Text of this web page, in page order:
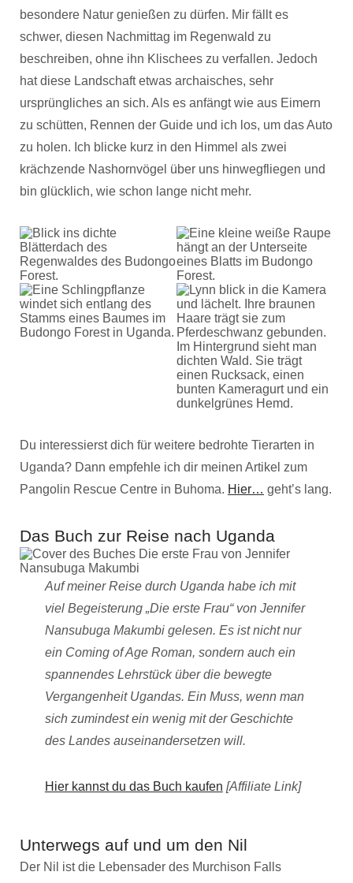
besondere Natur genießen zu dürfen. Mir fällt es
schwer, diesen Nachmittag im Regenwald zu
beschreiben, ohne ihn Klischees zu verfallen. Jedoch
hat diese Landschaft etwas archaisches, sehr
ursprüngliches an sich. Als es anfängt wie aus Eimern
zu schütten, Rennen der Guide und ich los, um das Auto
zu holen. Ich blicke kurz in den Himmel als zwei
krächzende Nashornvögel über uns hinwegfliegen und
bin glücklich, wie schon lange nicht mehr.
Du interessierst dich für weitere bedrohte Tierarten in
Uganda? Dann empfehle ich dir meinen Artikel zum
Pangolin Rescue Centre in Buhoma. Hier… geht’s lang.
Das Buch zur Reise nach Uganda
Auf meiner Reise durch Uganda habe ich mit
viel Begeisterung „Die erste Frau“ von Jennifer
Nansubuga Makumbi gelesen. Es ist nicht nur
ein Coming of Age Roman, sondern auch ein
spannendes Lehrstück über die bewegte
Vergangenheit Ugandas. Ein Muss, wenn man
sich zumindest ein wenig mit der Geschichte
des Landes auseinandersetzen will.
Hier kannst du das Buch kaufen [Affiliate Link]
Unterwegs auf und um den Nil
Der Nil ist die Lebensader des Murchison Falls